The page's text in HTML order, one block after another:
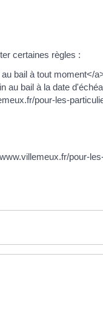
certaines règles :
bail à tout moment</
au bail à la date
pour-les-
pour-